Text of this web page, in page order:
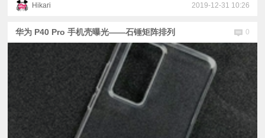
Hikari 2019-12-31 10:26
华为 P40 Pro 手机壳曝光——石锤矩阵排列 0